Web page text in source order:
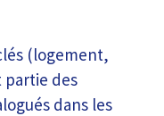
(logement,
des
dans les